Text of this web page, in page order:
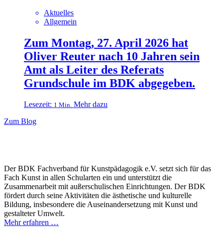
Aktuelles
Allgemein
Zum Montag, 27. April 2026 hat
Oliver Reuter nach 10 Jahren sein
Amt als Leiter des Referats
Grundschule im BDK abgegeben.
Lesezeit: 1 Min. Mehr dazu
Zum Blog
Der BDK Fachverband für Kunstpädagogik e.V. setzt sich für das
Fach Kunst in allen Schularten ein und unterstützt die
Zusammenarbeit mit außerschulischen Einrichtungen. Der BDK
fördert durch seine Aktivitäten die ästhetische und kulturelle
Bildung, insbesondere die Auseinandersetzung mit Kunst und
gestalteter Umwelt.
Mehr erfahren …